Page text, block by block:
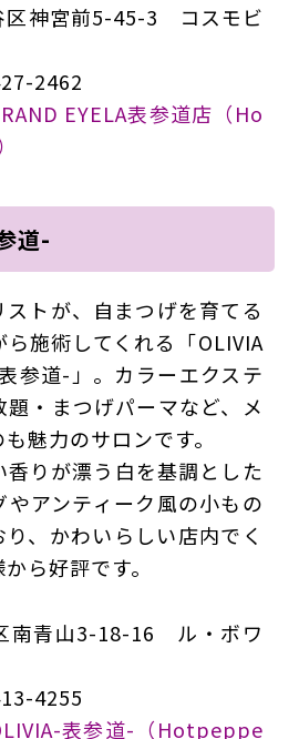
区神宮前5-45-3 コスモビ
2462
EYELA表参道店（Ho
道-
トが、自まつげを育てる
施術してくれる「OLIVIA
参道-」。カラーエクステ
・まつげパーマなど、メ
魅力のサロンです。
りが漂う白を基調とした
アンティーク風の小もの
、かわいらしい店内でく
ら好評です。
南青山3-18-16 ル・ボワ
4255
表参道-（Hotpeppe